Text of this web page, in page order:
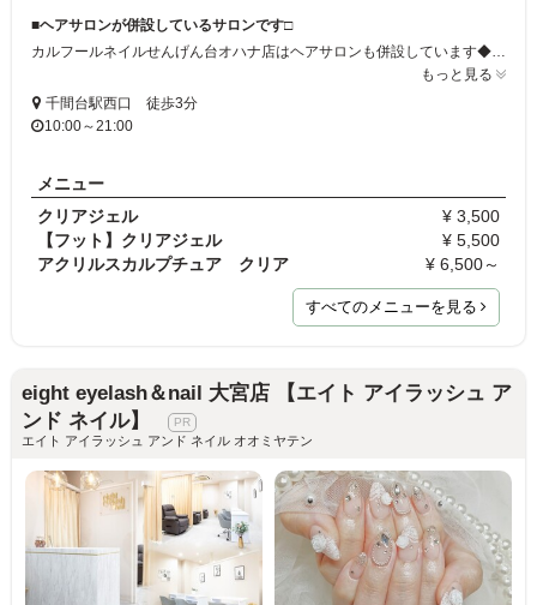
■ヘアサロンが併設しているサロンです□
カルフールネイルせんげん台オハナ店はヘアサロンも併設しています◆。＋トータルビューティーをサポートいたします！爪を優しくいたわりながら施術していきます☆爪の保護にもぜひご利用ください＊＊
もっと見る
千間台駅西口 徒歩3分
10:00～21:00
メニュー
クリアジェル
¥ 3,500
【フット】クリアジェル
¥ 5,500
アクリルスカルプチュア クリア
¥ 6,500～
すべてのメニューを見る
eight eyelash＆nail 大宮店 【エイト アイラッシュ ア
ンド ネイル】
エイト アイラッシュ アンド ネイル オオミヤテン